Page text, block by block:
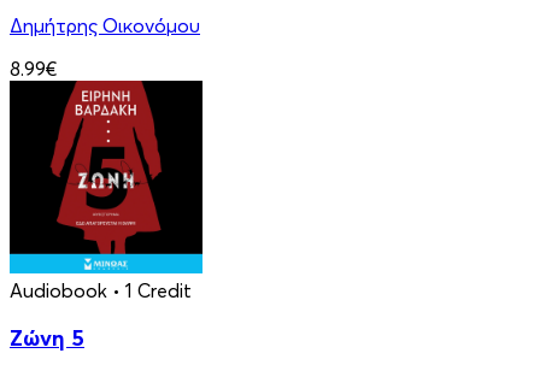
Δημήτρης Οικονόμου
8.99€
Audiobook • 1 Credit
Ζώνη 5